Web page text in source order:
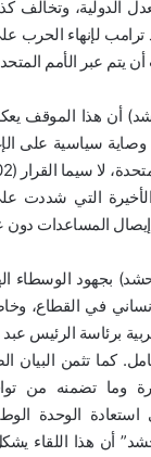
الدولية، وتخالف
ترامب لإنهاء
يتم عبر الأمم
أن هذا الموقف
سياسية على
الأخيرة التي شددت
المساعدات دون
بجهود الوسطاء
في القطاع،
برئاسة الرئيس
كما تثمن البيان
وما تضمنه من
استعادة الوحدة
أن هذا اللقاء